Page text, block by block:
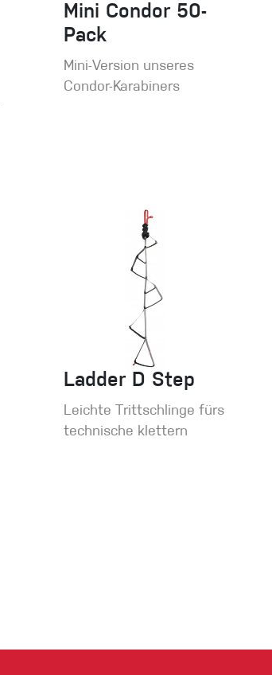
Mini Condor 50-
Pack
Mini-Version unseres
Condor-Karabiners
Ladder D Step
Leichte Trittschlinge fürs
technische klettern